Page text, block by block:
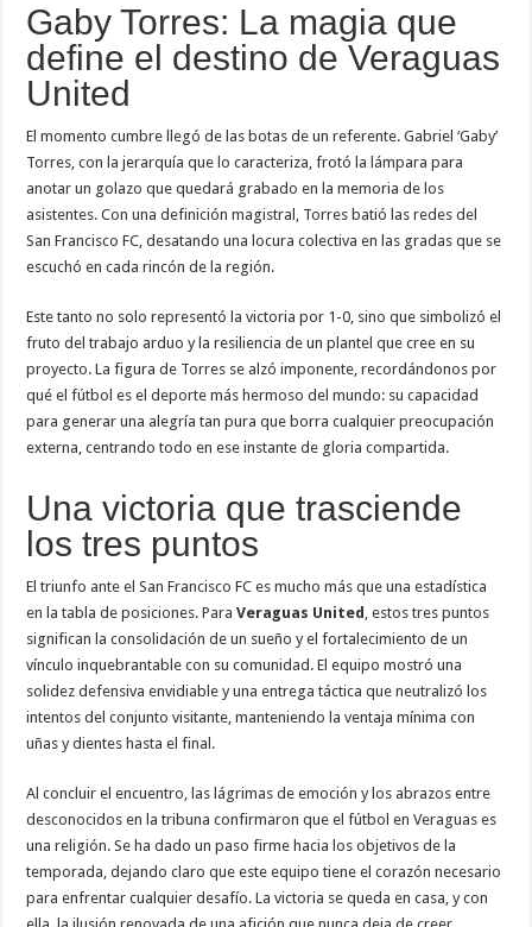
Gaby Torres: La magia que
define el destino de Veraguas
United
El momento cumbre llegó de las botas de un referente. Gabriel ‘Gaby’
Torres, con la jerarquía que lo caracteriza, frotó la lámpara para
anotar un golazo que quedará grabado en la memoria de los
asistentes. Con una definición magistral, Torres batió las redes del
San Francisco FC, desatando una locura colectiva en las gradas que se
escuchó en cada rincón de la región.
Este tanto no solo representó la victoria por 1-0, sino que simbolizó el
fruto del trabajo arduo y la resiliencia de un plantel que cree en su
proyecto. La figura de Torres se alzó imponente, recordándonos por
qué el fútbol es el deporte más hermoso del mundo: su capacidad
para generar una alegría tan pura que borra cualquier preocupación
externa, centrando todo en ese instante de gloria compartida.
Una victoria que trasciende
los tres puntos
El triunfo ante el San Francisco FC es mucho más que una estadística
en la tabla de posiciones. ParaVeraguas United , estos tres puntos
significan la consolidación de un sueño y el fortalecimiento de un
vínculo inquebrantable con su comunidad. El equipo mostró una
solidez defensiva envidiable y una entrega táctica que neutralizó los
intentos del conjunto visitante, manteniendo la ventaja mínima con
uñas y dientes hasta el final.
Al concluir el encuentro, las lágrimas de emoción y los abrazos entre
desconocidos en la tribuna confirmaron que el fútbol en Veraguas es
una religión. Se ha dado un paso firme hacia los objetivos de la
temporada, dejando claro que este equipo tiene el corazón necesario
para enfrentar cualquier desafío. La victoria se queda en casa, y con